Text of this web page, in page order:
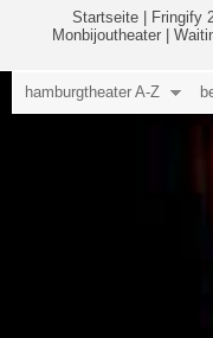
Startseite Fringify
Monbijoutheater
hamburgtheater A-Z